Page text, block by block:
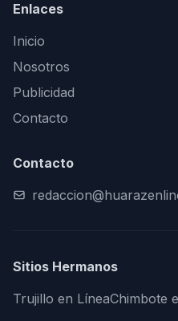
Enlaces
Inicio
Nosotros
Publicidad
Contacto
Contacto
Sitios Hermanos
Trujillo en LíneaChimbote